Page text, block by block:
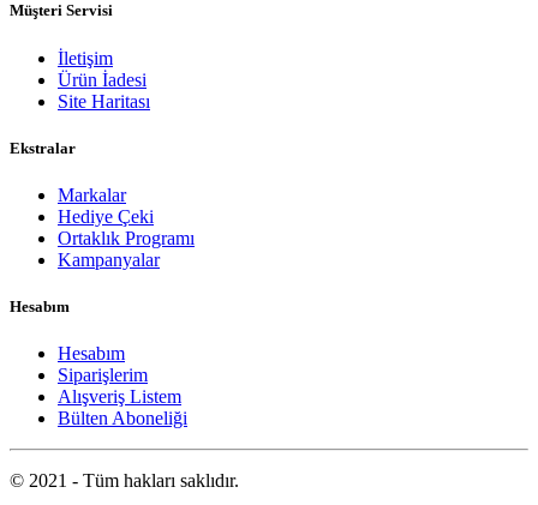
Müşteri Servisi
İletişim
Ürün İadesi
Site Haritası
Ekstralar
Markalar
Hediye Çeki
Ortaklık Programı
Kampanyalar
Hesabım
Hesabım
Siparişlerim
Alışveriş Listem
Bülten Aboneliği
© 2021 - Tüm hakları saklıdır.